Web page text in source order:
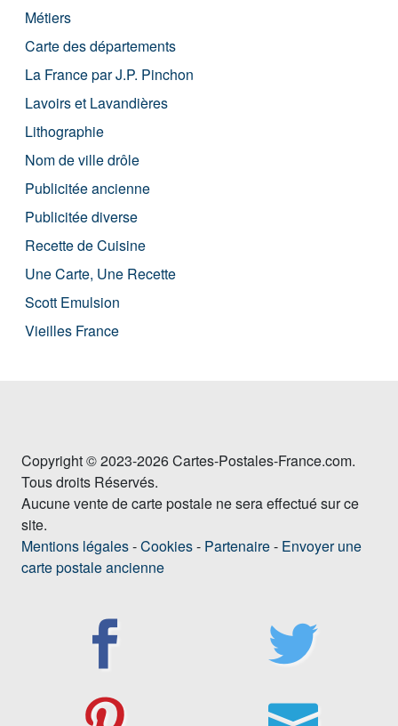
Métiers
Carte des départements
La France par J.P. Pinchon
Lavoirs et Lavandières
Lithographie
Nom de ville drôle
Publicitée ancienne
Publicitée diverse
Recette de Cuisine
Une Carte, Une Recette
Scott Emulsion
Vieilles France
Copyright © 2023-2026 Cartes-Postales-France.com.
Tous droits Réservés.
Aucune vente de carte postale ne sera effectué sur ce
site.
Mentions légales-Cookies- Partenaire- Envoyer une
carte postale ancienne